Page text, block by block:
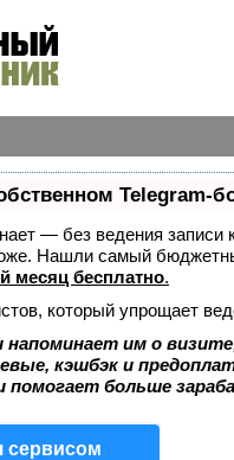
Telegram-
— без ведения
Нашли самый
месяц бесплатно.
который упрощает
напоминает им о
кэшбэк и
помогает больше
сервисом